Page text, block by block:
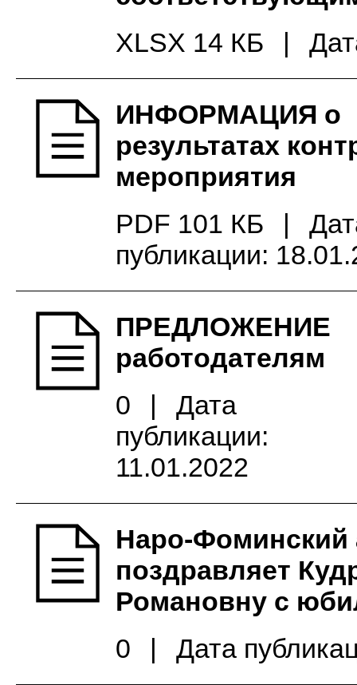
XLSX 14 КБ
|
ИНФОРМАЦИЯ о
результатах
мероприятия
PDF 101 КБ
|
публикации:
ПРЕДЛОЖЕНИЕ
работодателям
0
|
Дата
публикации:
11.01.2022
Наро-Фоминский
поздравляет
Романовну с
0
| Дата